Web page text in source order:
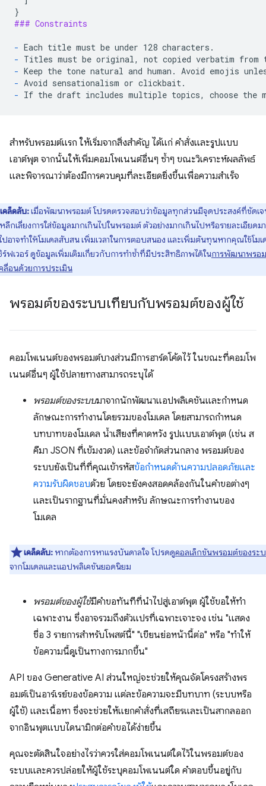
### Constraints
-
-
-
-
-
สำหรับพรอมต์แรก ให้เริ่มจากสิ่งสำคัญ ได้แก่ คำสั่งและรูปแบบ
เอาต์พุต จากนั้นให้เพิ่มคอมโพเนนต์อื่นๆ ซ้ำๆ ขณะวิเคราะห์ผลลัพธ์
และพิจารณาว่าต้องมีการควบคุมที่ละเอียดยิ่งขึ้นเพื่อความสําเร็จ
เคล็ดลับ:เมื่อพัฒนาพรอมต์ โปรดตรวจสอบว่าข้อมูลทุกส่วนมีจุดประสงค์ที่ชัดเ
ลีกเลี่ยงการใส่ข้อมูลมากเกินไปในพรอมต์ ตัวอย่างมากเกินไปหรือรายละเอียดม
ปอาจทำให้โมเดลสับสน เพิ่มเวลาในการตอบสนอง และเพิ่มต้นทุนหากคุณใช้โมเ
ร์ฟเวอร์ ดูข้อมูลเพิ่มเติมเกี่ยวกับการทำซ้ำที่มีประสิทธิภาพได้ในการพัฒนาพรอ
ลื่อนด้วยการประเมิน
พรอมต์ของระบบเทียบกับพรอมต์ของผู้ใช้
คอมโพเนนต์ของพรอมต์บางส่วนมีการฮาร์ดโค้ดไว้ ในขณะที่คอมโพ
เนนต์อื่นๆ ผู้ใช้ปลายทางสามารถระบุได้
พรอมต์ของระบบมาจากนักพัฒนาแอปพลิเคชันและกำหนด
ลักษณะการทำงานโดยรวมของโมเดล โดยสามารถกำหนด
บทบาทของโมเดล น้ำเสียงที่คาดหวัง รูปแบบเอาต์พุต (เช่น ส
คีมา JSON ที่เข้มงวด) และข้อจำกัดส่วนกลาง พรอมต์ของ
ระบบยังเป็นที่ที่คุณเข้ารหัสข้อกำหนดด้านความปลอดภัยและ
ความรับผิดชอบด้วย โดยจะยังคงสอดคล้องกันในคำขอต่างๆ
และเป็นรากฐานที่มั่นคงสำหรับ ลักษณะการทำงานของ
โมเดล
เคล็ดลับ: หากต้องการหาแรงบันดาลใจ โปรดดูคอลเล็กชันพรอมต์ของระ
จากโมเดลและแอปพลิเคชันยอดนิยม
พรอมต์ของผู้ใช้มีคำขอทันทีที่นำไปสู่เอาต์พุต ผู้ใช้ขอให้ทำ
เฉพาะงาน ซึ่งอาจรวมถึงตัวแปรที่เฉพาะเจาะจง เช่น "แสดง
ชื่อ 3 รายการสำหรับโพสต์นี้" "เขียนย่อหน้านี้ต่อ" หรือ "ทำให้
ข้อความนี้ดูเป็นทางการมากขึ้น"
API ของ Generative AI ส่วนใหญ่จะช่วยให้คุณจัดโครงสร้างพร
อมต์เป็นอาร์เรย์ของข้อความ แต่ละข้อความจะมีบทบาท (ระบบหรือ
ผู้ใช้) และเนื้อหา ซึ่งจะช่วยให้แยกคำสั่งที่เสถียรและเป็นสากลออก
จากอินพุตแบบไดนามิกต่อคำขอได้ง่ายขึ้น
คุณจะตัดสินใจอย่างไรว่าควรใส่คอมโพเนนต์ใดไว้ในพรอมต์ของ
ระบบและควรปล่อยให้ผู้ใช้ระบุคอมโพเนนต์ใด คำตอบขึ้นอยู่กับ